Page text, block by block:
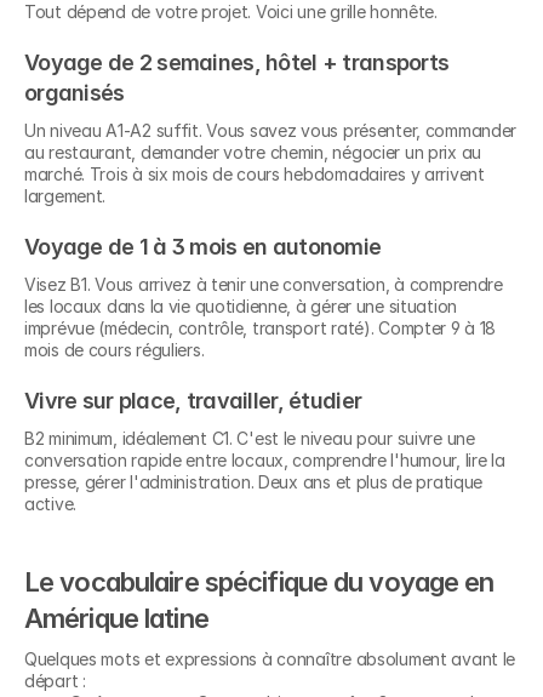
Tout dépend de votre projet. Voici une grille honnête.
Voyage de 2 semaines, hôtel + transports
organisés
Un niveau A1-A2 suffit. Vous savez vous présenter, commander
au restaurant, demander votre chemin, négocier un prix au
marché. Trois à six mois de cours hebdomadaires y arrivent
largement.
Voyage de 1 à 3 mois en autonomie
Visez B1. Vous arrivez à tenir une conversation, à comprendre
les locaux dans la vie quotidienne, à gérer une situation
imprévue (médecin, contrôle, transport raté). Compter 9 à 18
mois de cours réguliers.
Vivre sur place, travailler, étudier
B2 minimum, idéalement C1. C'est le niveau pour suivre une
conversation rapide entre locaux, comprendre l'humour, lire la
presse, gérer l'administration. Deux ans et plus de pratique
active.
Le vocabulaire spécifique du voyage en
Amérique latine
Quelques mots et expressions à connaître absolument avant le
départ :